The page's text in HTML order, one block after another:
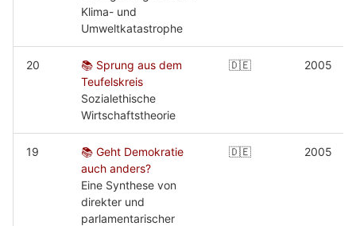
Klima- und
Umweltkatastrophe
20
📚 Sprung aus dem
Teufelskreis
Sozialethische
Wirtschaftstheorie
🇩🇪 2005
19
📚 Geht Demokratie
auch anders?
Eine Synthese von
direkter und
parlamentarischer
🇩🇪 2005